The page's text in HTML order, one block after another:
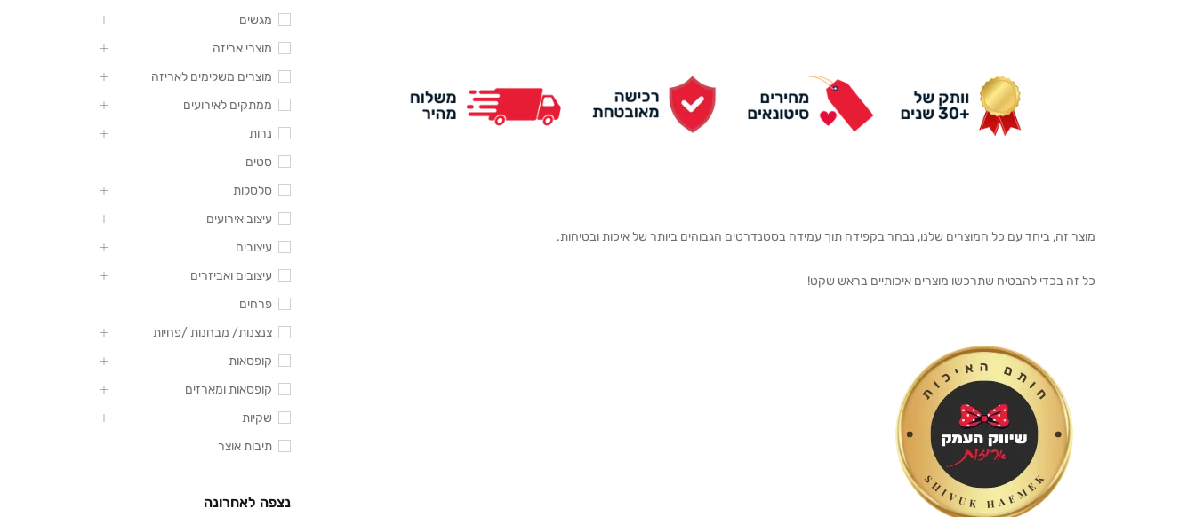
מוצר זה, ביחד עם כל המוצרים שלנו, נבחר בקפידה תוך עמידה בסטנדרטים הגבוהים ביותר של איכות ובטיחות.
כל זה בכדי להבטיח שתרכשו מוצרים איכותיים בראש שקט!
מגשים
מוצרי אריזה
מוצרים משלימים לאריזה
ממתקים לאירועים
נרות
סטים
סלסלות
עיצוב אירועים
עיצובים
עיצובים ואביזרים
פרחים
צנצנות/ מבחנות /פחיות
קופסאות
קופסאות ומארזים
שקיות
תיבות אוצר
נצפה לאחרונה